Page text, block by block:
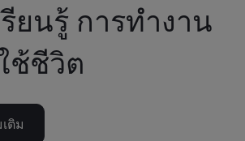
รียนรู้ การทำงาน
ช้ชีวิต
ติม